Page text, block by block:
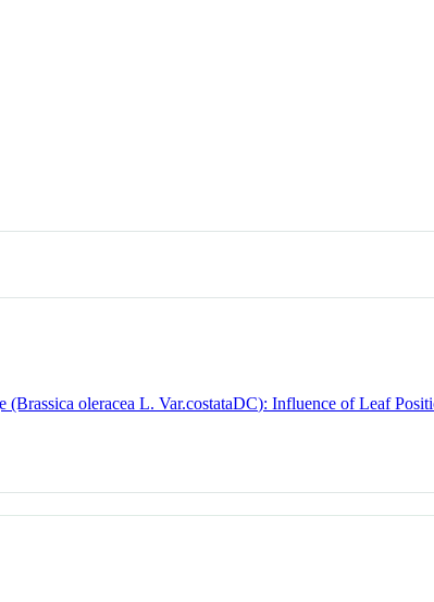
(Brassica oleracea L. Var.costataDC): Influence of Leaf